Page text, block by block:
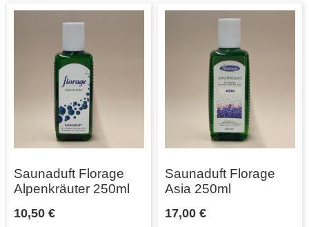
Saunaduft Florage
Alpenkräuter 250ml
10,50 €
Saunaduft Florage
Asia 250ml
17,00 €